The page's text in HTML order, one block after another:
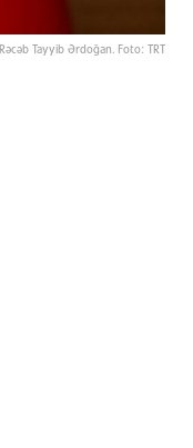
Rəcəb Tayyib Ərdoğan. Foto: TRT